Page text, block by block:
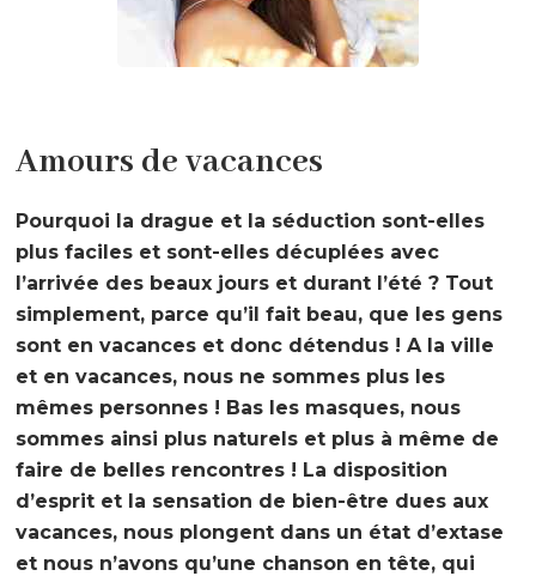
Amours de vacances
Pourquoi la drague et la séduction sont-elles
plus faciles et sont-elles décuplées avec
l’arrivée des beaux jours et durant l’été ? Tout
simplement, parce qu’il fait beau, que les gens
sont en vacances et donc détendus ! A la ville
et en vacances, nous ne sommes plus les
mêmes personnes ! Bas les masques, nous
sommes ainsi plus naturels et plus à même de
faire de belles rencontres ! La disposition
d’esprit et la sensation de bien-être dues aux
vacances, nous plongent dans un état d’extase
et nous n’avons qu’une chanson en tête, qui